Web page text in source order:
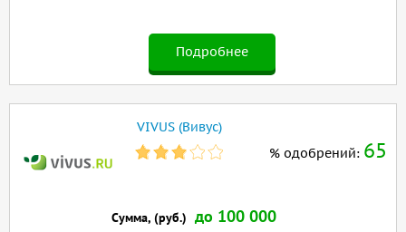
Подробнее
VIVUS (Вивус)
% одобрений: 65
Сумма, (руб.) до 100 000